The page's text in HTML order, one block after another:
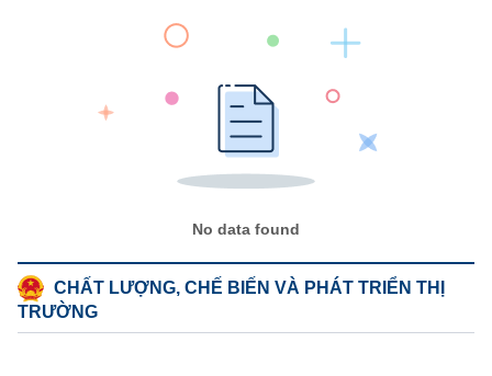
No data found
CHẤT LƯỢNG, CHẾ BIẾN VÀ PHÁT TRIỂN THỊ
TRƯỜNG